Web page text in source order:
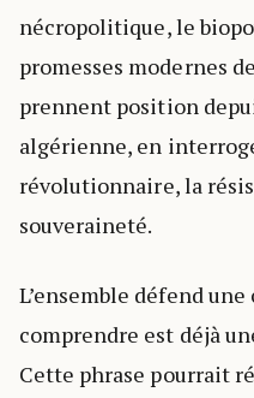
nécropolitique, le
promesses modernes
prennent position
algérienne, en
révolutionnaire, la
souveraineté.
L’ensemble défend
comprendre est déjà
Cette phrase pourrait